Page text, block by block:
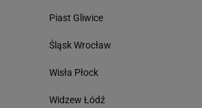
Piast Gliwice
Śląsk Wrocław
Wisła Płock
Widzew Łódź